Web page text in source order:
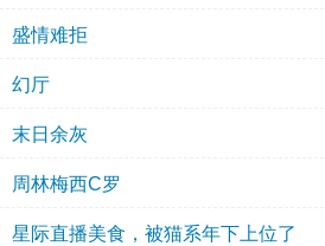
盛情难拒
幻厅
末日余灰
周林梅西C罗
星际直播美食，被猫系年下上位了